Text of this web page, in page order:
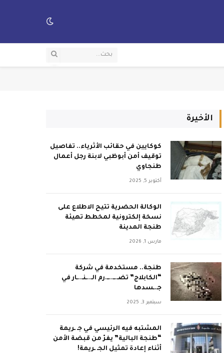
الأخيرة
كوكايين في حقائب الأثرياء.. تفاصيل
توقيف أمن أبوظبي لابنة رجل أعمال
طنجاوي
أكتوبر 5, 2025
الوكالة الحضرية تتيح الاطلاع على
نسخة إلكترونية لمخطط تهيئة
طنجة المدينة
مارس 1, 2026
طنجة.. مستخدمة في شركة
“الكابلاج” تضـ.ــ..ــ.رم الـ..ـنـ..ـار في
جـ.ـسدها
سبتمبر 3, 2025
المشتبه فيه الرئيسي في جـ ـريمة
“طنجة البالية” يفرّ من قبضة الأمن
أثناء إعادة تمثيل الجـ ـريمة!